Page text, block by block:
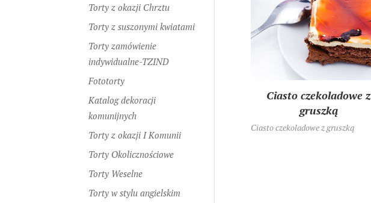
Ciasto czekoladowe z
gruszką
Ciasto czekoladowe z gruszką
Torty z okazji Chrztu
Torty z suszonymi kwiatami
Torty zamówienie
indywidualne-TZIND
Fototorty
Katalog dekoracji
komunijnych
Torty z okazji I Komunii
Torty Okolicznościowe
Torty Weselne
Torty w stylu angielskim